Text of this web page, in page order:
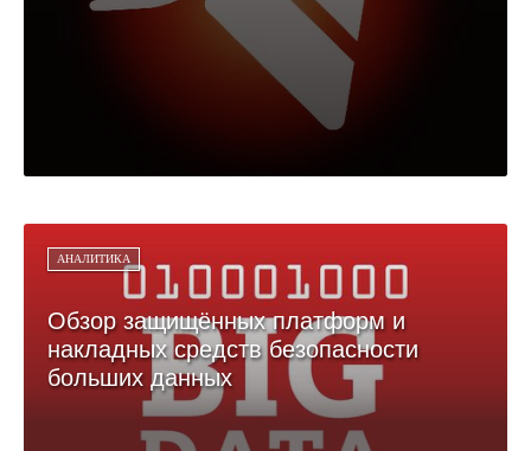
АНАЛИТИКА
Обзор защищённых платформ и
накладных средств безопасности
больших данных